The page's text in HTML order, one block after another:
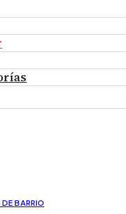
BARRIO